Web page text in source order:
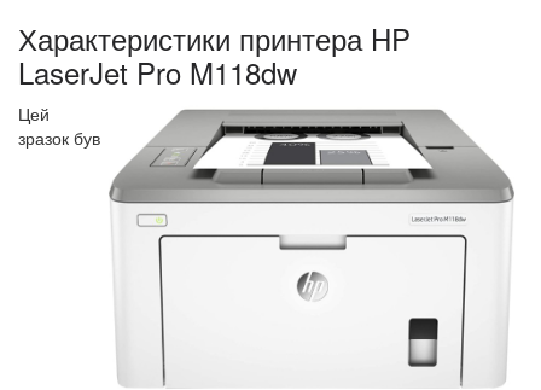
Характеристики принтера HP
LaserJet Pro M118dw
Цей
зразок був